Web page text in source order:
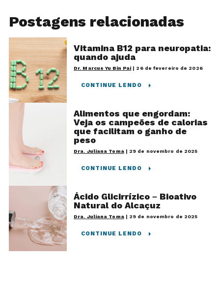
Postagens relacionadas
Vitamina B12 para neuropatia:
quando ajuda
Dr. Marcus Yu Bin Pai | 26 de fevereiro de 2026
CONTINUE LENDO
Alimentos que engordam:
Veja os campeões de calorias
que facilitam o ganho de
peso
Dra. Juliana Toma| 29 de novembro de 2025
CONTINUE LENDO
Ácido Glicirrízico – Bioativo
Natural do Alcaçuz
Dra. Juliana Toma| 29 de novembro de 2025
CONTINUE LENDO